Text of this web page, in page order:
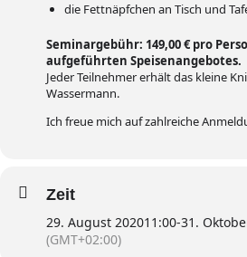
die Fettnäpfchen an Tisch und
Seminargebühr: 149,00 € pro
aufgeführten Speisenangebotes.
Jeder Teilnehmer erhält das kleine
Wassermann.
Ich freue mich auf zahlreiche
Zeit
29. August 202011:00-31.
(GMT+02:00)